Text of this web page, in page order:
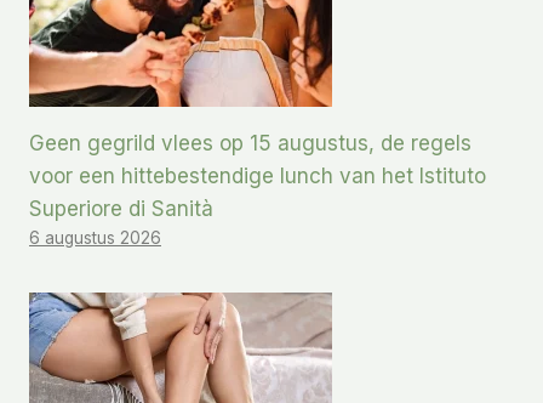
Geen gegrild vlees op 15 augustus, de regels
voor een hittebestendige lunch van het Istituto
Superiore di Sanità
6 augustus 2026